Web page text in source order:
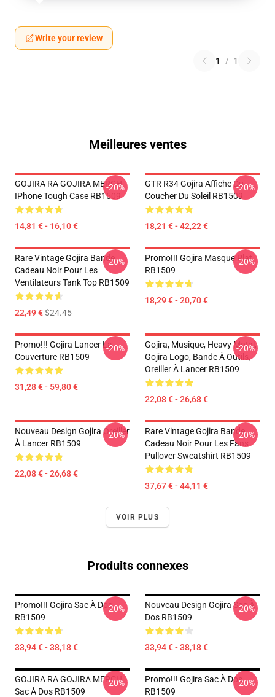
Write your review
1 / 1
Meilleures ventes
GOJIRA RA GOJIRA MERCH
IPhone Tough Case RB1509
14,81 € - 16,10 €
-20%
GTR R34 Gojira Affiche Du
Coucher Du Soleil RB1509
18,21 € - 42,22 €
-20%
Rare Vintage Gojira Bande
Cadeau Noir Pour Les
Ventilateurs Tank Top RB1509
22,49 €$24.45
-20%
Promo!!! Gojira Masque Plat
RB1509
18,29 € - 20,70 €
-20%
Promo!!! Gojira Lancer La
Couverture RB1509
31,28 € - 59,80 €
-20%
Gojira, Musique, Heavy Metal,
Gojira Logo, Bande À Outils,
Oreiller À Lancer RB1509
22,08 € - 26,68 €
-20%
Nouveau Design Gojira Oreiller
À Lancer RB1509
22,08 € - 26,68 €
-20%
Rare Vintage Gojira Bande
Cadeau Noir Pour Les Fans
Pullover Sweatshirt RB1509
37,67 € - 44,11 €
-20%
VOIR PLUS
Produits connexes
Promo!!! Gojira Sac À Dos
RB1509
33,94 € - 38,18 €
-20%
Nouveau Design Gojira Sac À
Dos RB1509
33,94 € - 38,18 €
-20%
GOJIRA RA GOJIRA MERCH
Sac À Dos RB1509
-20%
Promo!!! Gojira Sac À Dos
RB1509
-20%